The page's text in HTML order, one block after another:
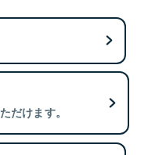
だけます。